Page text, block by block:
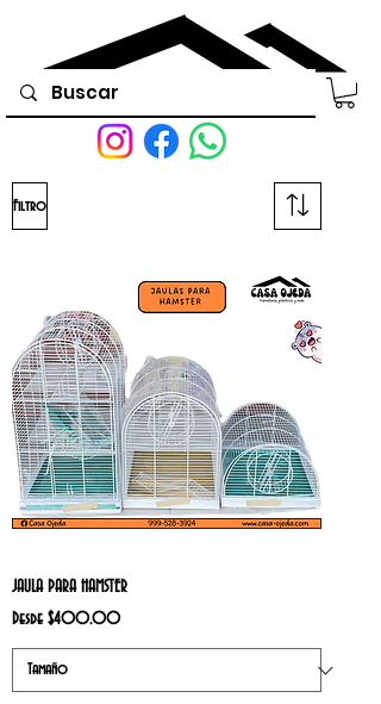
Filtro
JAULA PARA HAMSTER
Desde$400.00
Precio de oferta